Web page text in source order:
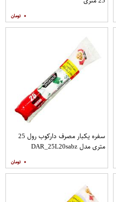
۰
سفره یکبار مصرف دارکوب رول 25
متری مدل DAR_25L20sabz
۰